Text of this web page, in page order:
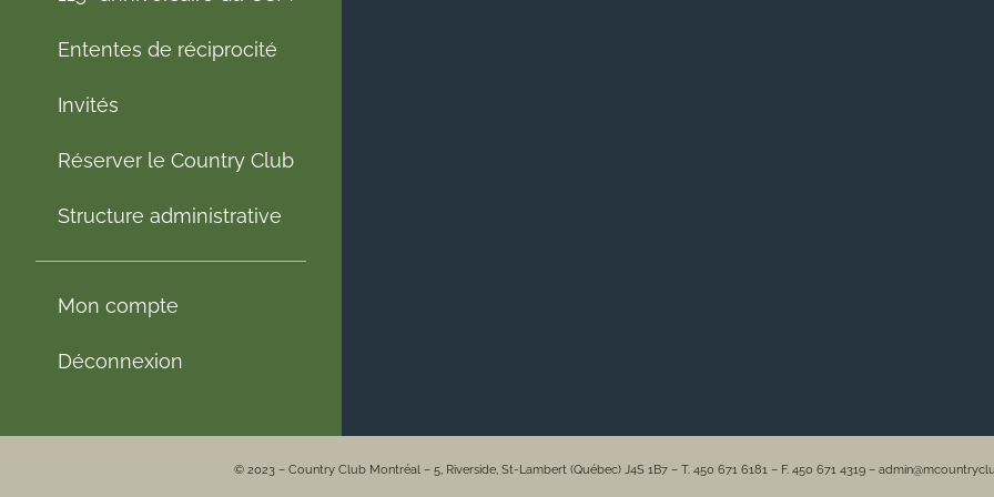
Ententes de réciprocité
Invités
Réserver le Country Club
Structure administrative
Mon compte
Déconnexion
© 2023 – Country Club Montréal – 5, Riverside, St-Lambert (Québec) J4S 1B7 – T. 450 671 6181 – F. 450 671 4319 –